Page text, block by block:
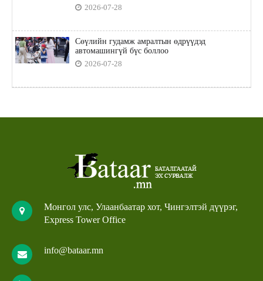
2026-07-28
Сөүлийн гудамж амралтын өдрүүдэд
автомашингүй бүс боллоо
2026-07-28
Монгол улс, Улаанбаатар хот, Чингэлтэй дүүрэг,
Express Tower Office
info@bataar.mn